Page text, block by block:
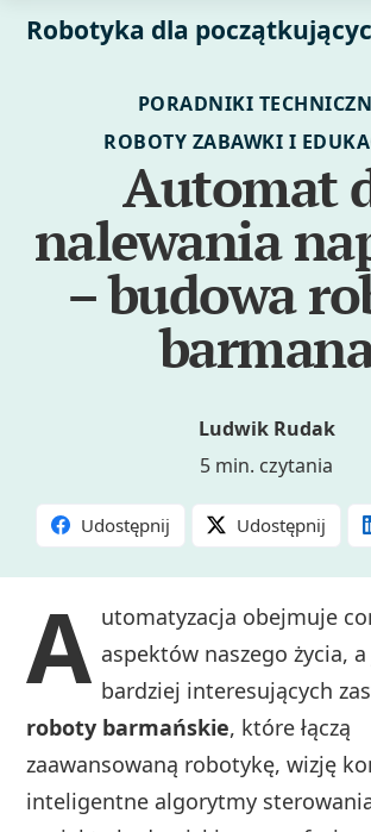
Robotyka dla
PORADNIKI
ROBOTY ZABAWKI I
Automat
nalewania
– budowa
Ludwik Rudak
5 min. czytania
Udostępnij Udostępnij
A utomatyzacja obejmuje
aspektów naszego życia,
bardziej interesujących
roboty barmańskie, które łączą
zaawansowaną robotykę, wizję
inteligentne algorytmy